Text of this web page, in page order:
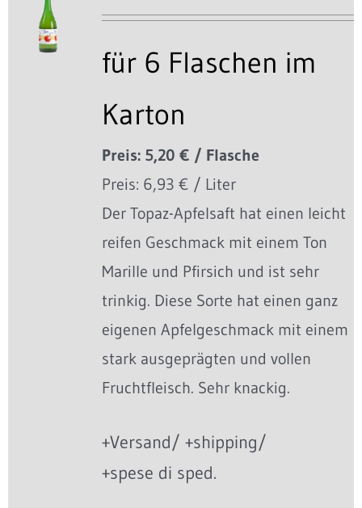
für 6 Flaschen im
Karton
Preis: 5,20 € / Flasche
Preis: 6,93 € / Liter
Der Topaz-Apfelsaft hat einen leicht
reifen Geschmack mit einem Ton
Marille und Pfirsich und ist sehr
trinkig. Diese Sorte hat einen ganz
eigenen Apfelgeschmack mit einem
stark ausgeprägten und vollen
Fruchtfleisch. Sehr knackig.
+Versand/ +shipping/
+spese di sped.